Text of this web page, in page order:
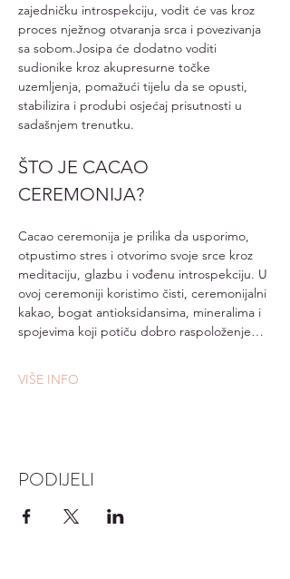
zajedničku introspekciju, vodit će vas kroz
proces nježnog otvaranja srca i povezivanja
sa sobom.Josipa će dodatno voditi
sudionike kroz akupresurne točke
uzemljenja, pomažući tijelu da se opusti,
stabilizira i produbi osjećaj prisutnosti u
sadašnjem trenutku.
ŠTO JE CACAO
CEREMONIJA?
Cacao ceremonija je prilika da usporimo,
otpustimo stres i otvorimo svoje srce kroz
meditaciju, glazbu i vođenu introspekciju. U
ovoj ceremoniji koristimo čisti, ceremonijalni
kakao, bogat antioksidansima, mineralima i
spojevima koji potiču dobro raspoloženje…
VIŠE INFO
PODIJELI